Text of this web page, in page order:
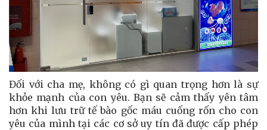
Đối với cha mẹ, không có gì quan trọng hơn là sự
khỏe mạnh của con yêu. Bạn sẽ cảm thấy yên tâm
hơn khi lưu trữ tế bào gốc máu cuống rốn cho con
yêu của mình tại các cơ sở uy tín đã được cấp phép